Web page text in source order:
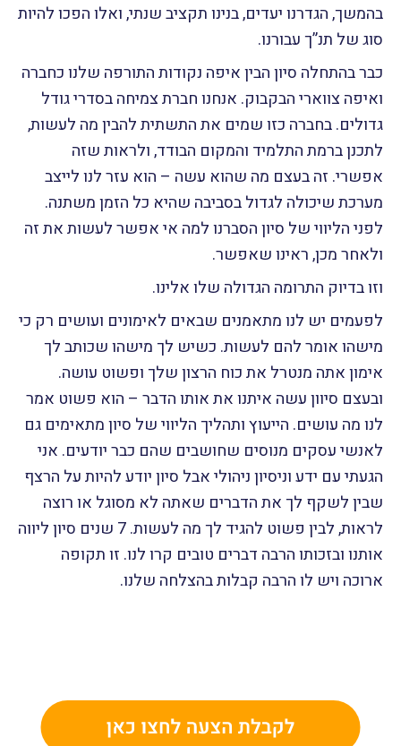
בהמשך, הגדרנו יעדים, בנינו תקציב שנתי, ואלו הפכו להיות
סוג של תנ”ך עבורנו.
כבר בהתחלה סיון הבין איפה נקודות התורפה שלנו כחברה
ואיפה צווארי הבקבוק. אנחנו חברת צמיחה בסדרי גודל
גדולים. בחברה כזו שמים את התשתית להבין מה לעשות,
לתכנן ברמת התלמיד והמקום הבודד, ולראות שזה
אפשרי. זה בעצם מה שהוא עשה – הוא עזר לנו לייצב
מערכת שיכולה לגדול בסביבה שהיא כל הזמן משתנה.
לפני הליווי של סיון הסברנו למה אי אפשר לעשות את זה
ולאחר מכן, ראינו שאפשר.
וזו בדיוק התרומה הגדולה שלו אלינו.
לפעמים יש לנו מתאמנים שבאים לאימונים ועושים רק כי
מישהו אומר להם לעשות. כשיש לך מישהו שכותב לך
אימון אתה מנטרל את כוח הרצון שלך ופשוט עושה.
ובעצם סיוון עשה איתנו את אותו הדבר – הוא פשוט אמר
לנו מה עושים. הייעוץ ותהליך הליווי של סיון מתאימים גם
לאנשי עסקים מנוסים שחושבים שהם כבר יודעים. אני
הגעתי עם ידע וניסיון ניהולי אבל סיון יודע להיות על הרצף
שבין לשקף לך את הדברים שאתה לא מסוגל או רוצה
לראות, לבין פשוט להגיד לך מה לעשות. 7 שנים סיון ליווה
אותנו ובזכותו הרבה דברים טובים קרו לנו. זו תקופה
ארוכה ויש לו הרבה קבלות בהצלחה שלנו.